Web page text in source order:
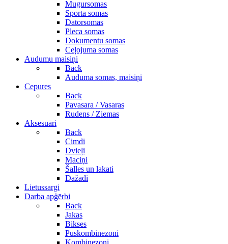
Mugursomas
Sporta somas
Datorsomas
Pleca somas
Dokumentu somas
Ceļojuma somas
Audumu maisiņi
Back
Auduma somas, maisiņi
Cepures
Back
Pavasara / Vasaras
Rudens / Ziemas
Aksesuāri
Back
Cimdi
Dvieļi
Maciņi
Šalles un lakati
Dažādi
Lietussargi
Darba apģērbi
Back
Jakas
Bikses
Puskombinezoni
Kombinezoni